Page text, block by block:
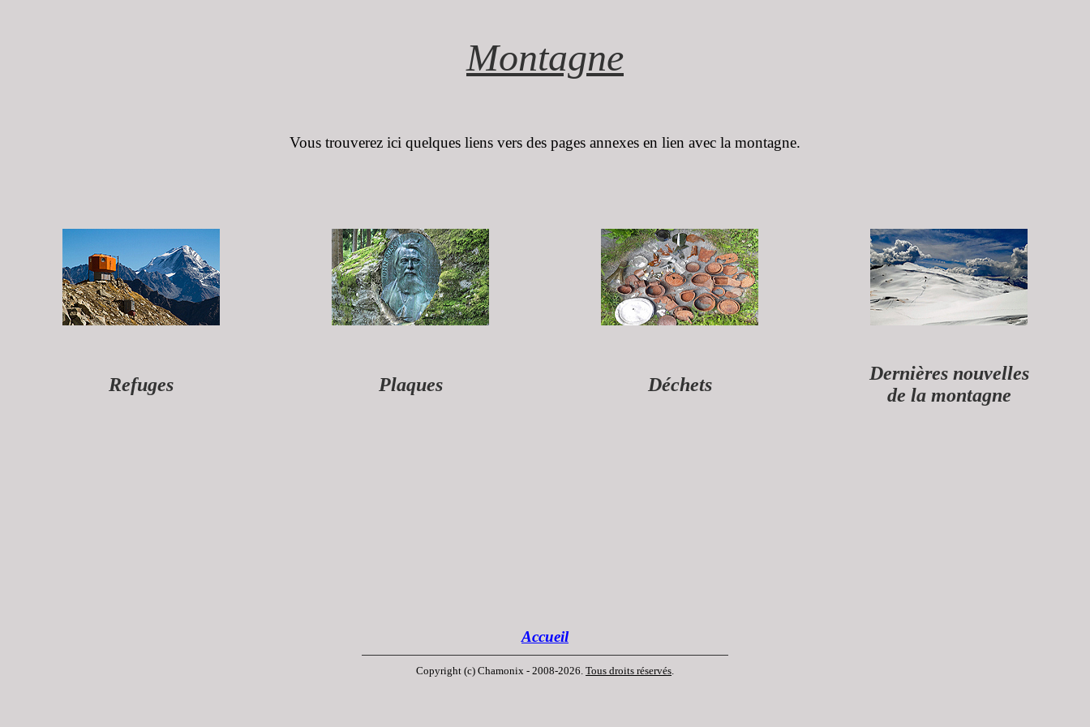
Montagne
Vous trouverez ici quelques liens vers des pages annexes en lien avec la montagne.
Refuges Plaques Déchets
Dernières nouvelles
de la montagne
Accueil
Copyright (c) Chamonix - 2008-2026. Tous droits réservés.